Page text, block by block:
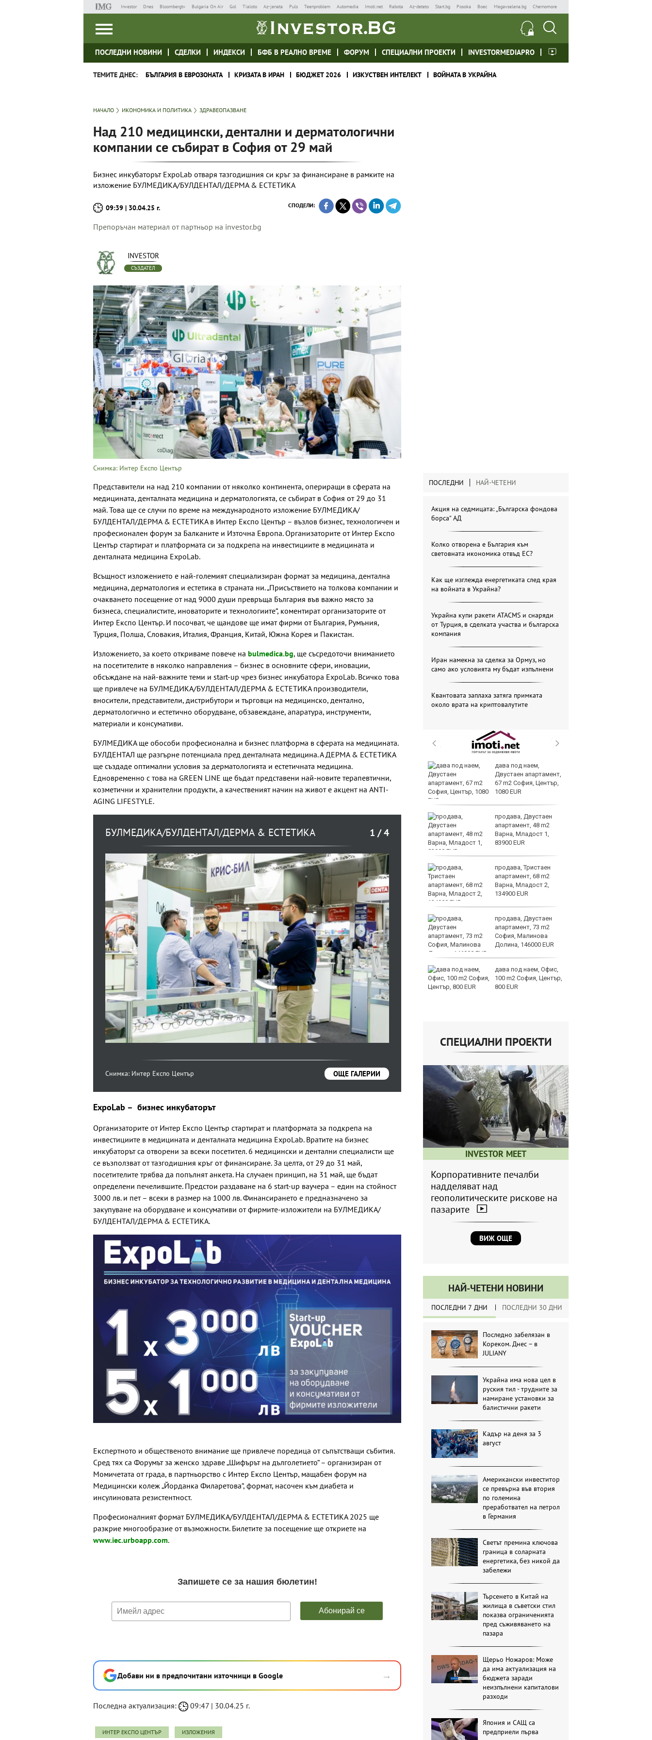
Investor Dnes Bloombergtv Bulgaria On Air Gol Tialoto Az-jenata Puls Teenproblem Automedia Imoti.net Rabota Az-deteto Start.bg Posoka Boec Megavselena.bg Chernomore
ПОСЛЕДНИ НОВИНИ СДЕЛКИ ИНДЕКСИ БФБ В РЕАЛНО ВРЕМЕ ФОРУМ СПЕЦИАЛНИ ПРОЕКТИ INVESTORMEDIAPRO
ТЕМИТЕ ДНЕС: БЪЛГАРИЯ В ЕВРОЗОНАТА КРИЗАТА В ИРАН БЮДЖЕТ 2026 ИЗКУСТВЕН ИНТЕЛЕКТ ВОЙНАТА В УКРАЙНА
НАЧАЛО ИКОНОМИКА И ПОЛИТИКА ЗДРАВЕОПАЗВАНЕ
Над 210 медицински, дентални и дерматологични
компании се събират в София от 29 май
Бизнес инкубаторът ExpoLab отваря тазгодишния си кръг за финансиране в рамките на
изложение БУЛМЕДИКА/БУЛДЕНТАЛ/ДЕРМА & EСТЕТИКА
09:39 | 30.04.25 г. СПОДЕЛИ:
Препоръчан материал от партньор на investor.bg
INVESTOR
СЪЗДАТЕЛ
Снимка: Интер Експо Център
Представители на над 210 компании от няколко континента, опериращи в сферата на
медицината, денталната медицина и дерматологията, се събират в София от 29 до 31
май. Това ще се случи по време на международното изложение БУЛМЕДИКА/
БУЛДЕНТАЛ/ДЕРМА & EСТЕТИКА в Интер Експо Център – възлов бизнес, технологичен и
професионален форум за Балканите и Източна Европа. Организаторите от Интер Експо
Център стартират и платформата си за подкрепа на инвестициите в медицината и
денталната медицина ExpoLab.
Всъщност изложението е най-големият специализиран формат за медицина, дентална
медицина, дерматология и естетика в страната ни. „Присъствието на толкова компании и
очакването посещение от над 9000 души превръща България във важно място за
бизнеса, специалистите, иноваторите и технологиите“, коментират организаторите от
Интер Експо Център. И посочват, че щандове ще имат фирми от България, Румъния,
Турция, Полша, Словакия, Италия, Франция, Китай, Южна Корея и Пакистан.
Изложението, за което откриваме повече на bulmedica.bg, ще съсредоточи вниманието
на посетителите в няколко направления – бизнес в основните сфери, иновации,
обсъждане на най-важните теми и start-up чрез бизнес инкубатора ExpoLab. Всичко това
ще привлече на БУЛМЕДИКА/БУЛДЕНТАЛ/ДЕРМА & EСТЕТИКА производители,
вносители, представители, дистрибутори и търговци на медицинско, дентално,
дерматологично и естетично оборудване, обзавеждане, апаратура, инструменти,
материали и консумативи.
БУЛМЕДИКА ще обособи професионална и бизнес платформа в сферата на медицината.
БУЛДЕНТАЛ ще разгърне потенциала пред денталната медицина. А ДЕРМА & EСТЕТИКА
ще създаде оптимални условия за дерматологията и естетичната медицина.
Едновременно с това на GREEN LINE ще бъдат представени най-новите терапевтични,
козметични и хранителни продукти, а качественият начин на живот е акцент на ANTI-
AGING LIFESTYLE.
БУЛМЕДИКА/БУЛДЕНТАЛ/ДЕРМА & EСТЕТИКА 1 / 4
Снимка: Интер Експо Център ОЩЕ ГАЛЕРИИ
ExpoLab – бизнес инкубаторът
Организаторите от Интер Експо Център стартират и платформата за подкрепа на
инвестициите в медицината и денталната медицина ExpoLab. Вратите на бизнес
инкубаторът са отворени за всеки посетител. 6 медицински и дентални специалисти ще
се възползват от тазгодишния кръг от финансиране. За целта, от 29 до 31 май,
посетителите трябва да попълнят анкета. На случаен принцип, на 31 май, ще бъдат
определени печелившите. Предстои раздаване на 6 start-up ваучера – един на стойност
3000 лв. и пет – всеки в размер на 1000 лв. Финансирането е предназначено за
закупуване на оборудване и консумативи от фирмите-изложители на БУЛМЕДИКА/
БУЛДЕНТАЛ/ДЕРМА & EСТЕТИКА.
Експертното и общественото внимание ще привлече поредица от съпътстващи събития.
Сред тях са Форумът за женско здраве „Шифърът на дълголетието“ – организиран от
Момичетата от града, в партньорство с Интер Експо Център, мащабен форум на
Медицински колеж „Йорданка Филаретова“, формат, насочен към диабета и
инсулиновата резистентност.
Професионалният формат БУЛМЕДИКА/БУЛДЕНТАЛ/ДЕРМА & EСТЕТИКА 2025 ще
разкрие многообразие от възможности. Билетите за посещение ще откриете на
www.iec.urboapp.com.
Добави ни в предпочитани източници в Google →
Последна актуализация: 09:47 | 30.04.25 г.
ИНТЕР ЕКСПО ЦЕНТЪР ИЗЛОЖЕНИЯ
ПОСЛЕДНИ НАЙ-ЧЕТЕНИ
Акция на седмицата: „Българска фондова
борса“ АД
Колко отворена е България към
световната икономика отвъд ЕС?
Как ще изглежда енергетиката след края
на войната в Украйна?
Украйна купи ракети ATACMS и снаряди
от Турция, в сделката участва и българска
компания
Иран намекна за сделка за Ормуз, но
само ако условията му бъдат изпълнени
Квантовата заплаха затяга примката
около врата на криптовалутите
Днес затварят
водеща към Морска
гара-Варна
Валежи в
Огнеборците са
реагирали на 136
сигнала през
последното
денонощие
Мачовете и спортът по
ТВ днес (9 август)
Виц на деня - 9 август
дава под наем,
Двустаен апартамент,
67 m2 София, Център,
1080 EUR
продава, Двустаен
апартамент, 48 m2
Варна, Младост 1,
83900 EUR
продава, Тристаен
апартамент, 68 m2
Варна, Младост 2,
134900 EUR
продава, Двустаен
апартамент, 73 m2
София, Малинова
Долина, 146000 EUR
дава под наем, Офис,
100 m2 София, Център,
800 EUR
СПЕЦИАЛНИ ПРОЕКТИ
INVESTOR MEET
Корпоративните печалби
надделяват над
геополитическите рискове на
пазарите
ВИЖ ОЩЕ
НАЙ-ЧЕТЕНИ НОВИНИ
ПОСЛЕДНИ 7 ДНИ ПОСЛЕДНИ 30 ДНИ
Последно забелязан в
Кореком. Днес – в
JULIANY
Украйна има нова цел в
руския тил - трудните за
намиране установки за
балистични ракети
Кадър на деня за 3
август
Американски инвеститор
се превърна във втория
по големина
преработвател на петрол
в Германия
Светът премина ключова
граница в соларната
енергетика, без никой да
забележи
Търсенето в Китай на
жилища в съветски стил
показва ограниченията
пред съживяването на
пазара
Щерьо Ножаров: Може
да има актуализация на
бюджета заради
неизпълнени капиталови
разходи
Япония и САЩ са
предприели първа